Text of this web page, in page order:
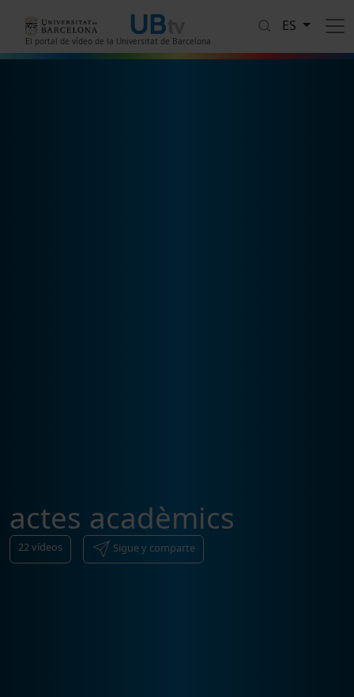
El portal de vídeo de la Universitat de Barcelona
ES
actes acadèmics
22vídeos Sigue y comparte